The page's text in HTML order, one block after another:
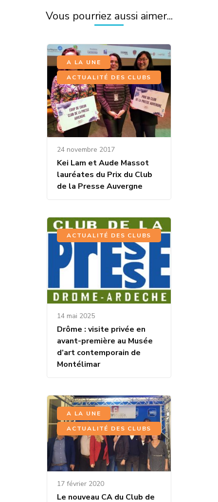
Vous pourriez aussi aimer...
A LA UNE ,
ACTUALITÉ DES CLUBS
24 novembre 2017
Kei Lam et Aude Massot
lauréates du Prix du Club
de la Presse Auvergne
ACTUALITÉ DES CLUBS
14 mai 2025
Drôme : visite privée en
avant-première au Musée
d’art contemporain de
Montélimar
A LA UNE ,
ACTUALITÉ DES CLUBS
17 février 2020
Le nouveau CA du Club de